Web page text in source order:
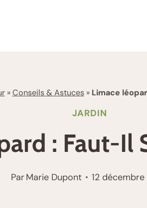
»Conseils & Astuces» Limace
JARDIN
: Faut-Il
ParMarie Dupont 12